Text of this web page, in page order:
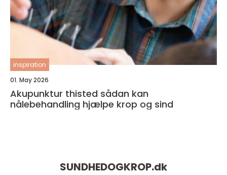
inspiration
01. May 2026
Akupunktur thisted sådan kan
nålebehandling hjælpe krop og sind
SUNDHEDOGKROP.dk